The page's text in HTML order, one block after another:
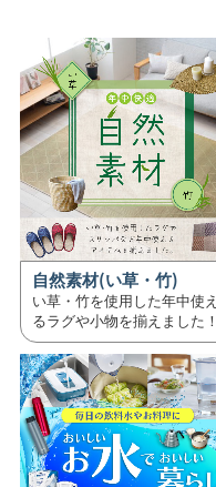
自然素材(い草・竹)
い草・竹を使用した年中使え
るラグや小物を揃えました！